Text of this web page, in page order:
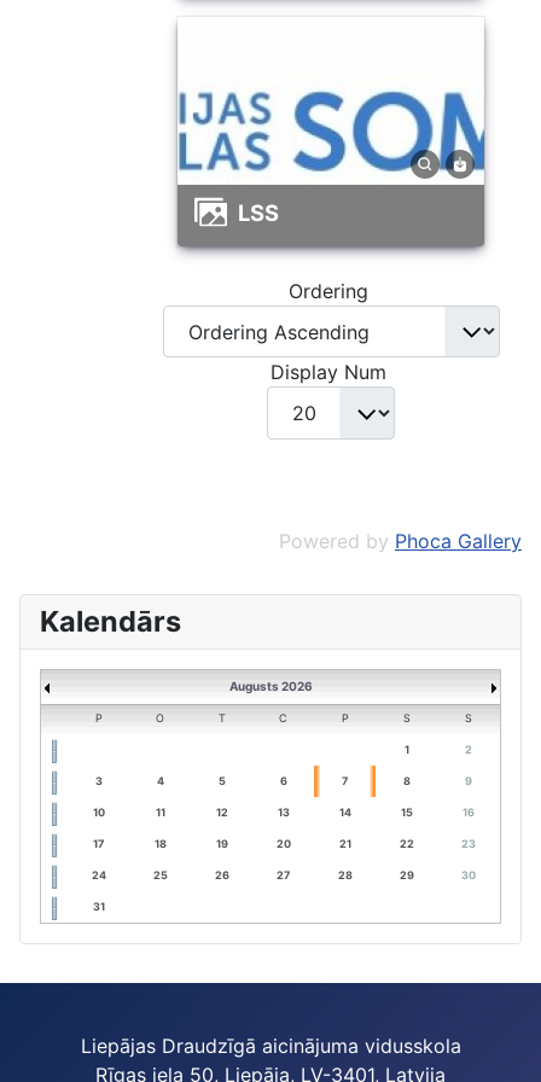
LSS
Ordering
Display Num
Powered by Phoca Gallery
Kalendārs
Augusts 2026
P O T C P S S
1 2
3 4 5 6 7 8 9
10 11 12 13 14 15 16
17 18 19 20 21 22 23
24 25 26 27 28 29 30
31
Liepājas Draudzīgā aicinājuma vidusskola
Rīgas iela 50, Liepāja, LV-3401, Latvija